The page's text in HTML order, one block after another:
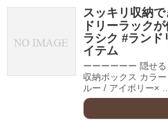
スッキリ収納
ドリーラック
ラシク #ランド
イテム
ーーーーーー 隠せ
収納ボックス カラ
ルー / アイボリー×